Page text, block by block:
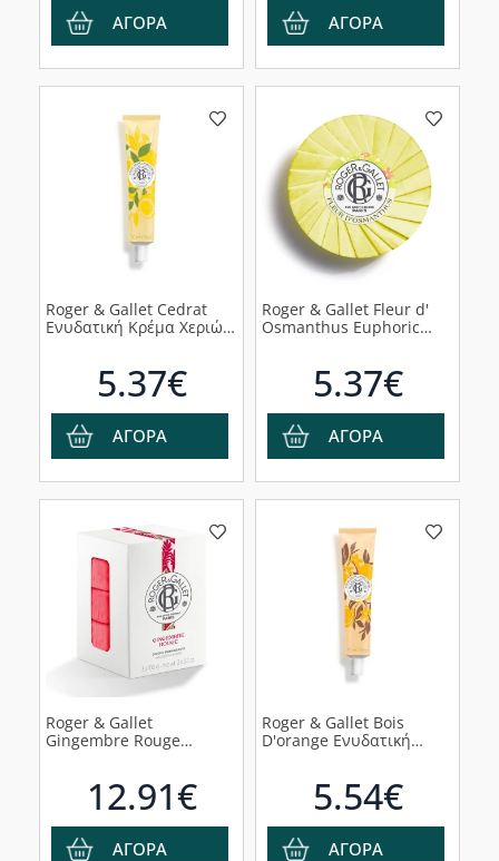
ΑΓΟΡΑ ΑΓΟΡΑ
Roger & Gallet Cedrat
Ενυδατική Κρέμα Χεριών,
5.37€
ΑΓΟΡΑ
Roger & Gallet Fleur d'
Osmanthus Euphoric
5.37€
ΑΓΟΡΑ
Roger & Gallet
Gingembre Rouge
12.91€
ΑΓΟΡΑ
Roger & Gallet Bois
D'orange Ενυδατική
5.54€
ΑΓΟΡΑ